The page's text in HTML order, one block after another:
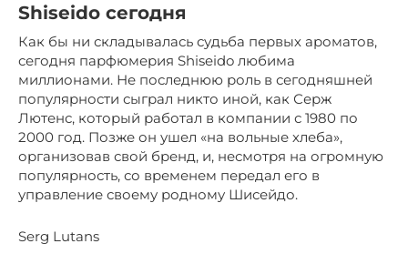
Shiseido сегодня
Как бы ни складывалась судьба первых ароматов,
сегодня парфюмерия Shiseido любима
миллионами. Не последнюю роль в сегодняшней
популярности сыграл никто иной, как Серж
Лютенс, который работал в компании с 1980 по
2000 год. Позже он ушел «на вольные хлеба»,
организовав свой бренд, и, несмотря на огромную
популярность, со временем передал его в
управление своему родному Шисейдо.
Serg Lutans